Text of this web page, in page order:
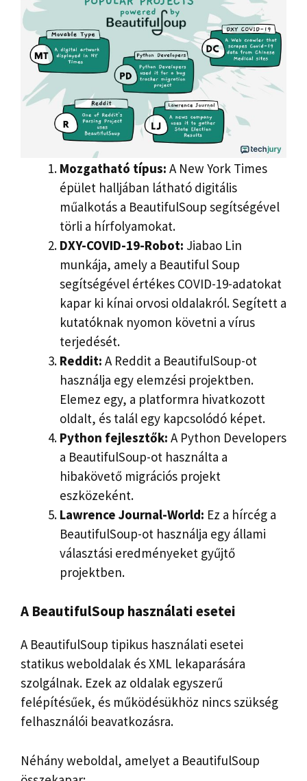
Mozgatható típus: A New York Times
épület halljában látható digitális
műalkotás a BeautifulSoup segítségével
törli a hírfolyamokat.
DXY-COVID-19-Robot: Jiabao Lin
munkája, amely a Beautiful Soup
segítségével értékes COVID-19-adatokat
kapar ki kínai orvosi oldalakról. Segített a
kutatóknak nyomon követni a vírus
terjedését.
Reddit: A Reddit a BeautifulSoup-ot
használja egy elemzési projektben.
Elemez egy, a platformra hivatkozott
oldalt, és talál egy kapcsolódó képet.
Python fejlesztők: A Python Developers
a BeautifulSoup-ot használta a
hibakövető migrációs projekt
eszközeként.
Lawrence Journal-World: Ez a hírcég a
BeautifulSoup-ot használja egy állami
választási eredményeket gyűjtő
projektben.
A BeautifulSoup használati esetei
A BeautifulSoup tipikus használati esetei
statikus weboldalak és XML lekaparására
szolgálnak. Ezek az oldalak egyszerű
felépítésűek, és működésükhöz nincs szükség
felhasználói beavatkozásra.
Néhány weboldal, amelyet a BeautifulSoup